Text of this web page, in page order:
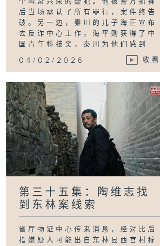
后当场承认了所有罪行，案件终告
破。另一边，秦川的儿子海正宣布
去反诈中心工作，海平则获得了中
国青年科技奖，秦川为他们感到...
04/02/2026 收看
第三十五集：陶维志找
到东林案线索
省厅物证中心传来消息，经对比后
指嫌疑人可能出自东林县西官村穆